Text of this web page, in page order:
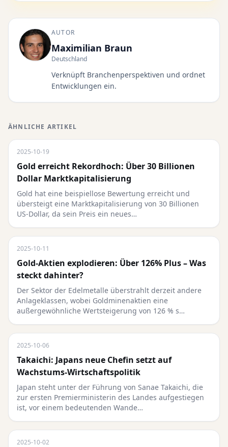
AUTOR
Maximilian Braun
Deutschland
Verknüpft Branchenperspektiven und ordnet
Entwicklungen ein.
ÄHNLICHE ARTIKEL
2025-10-19
Gold erreicht Rekordhoch: Über 30 Billionen
Dollar Marktkapitalisierung
Gold hat eine beispiellose Bewertung erreicht und
übersteigt eine Marktkapitalisierung von 30 Billionen
US-Dollar, da sein Preis ein neues…
2025-10-11
Gold-Aktien explodieren: Über 126% Plus – Was
steckt dahinter?
Der Sektor der Edelmetalle überstrahlt derzeit andere
Anlageklassen, wobei Goldminenaktien eine
außergewöhnliche Wertsteigerung von 126 % s…
2025-10-06
Takaichi: Japans neue Chefin setzt auf
Wachstums-Wirtschaftspolitik
Japan steht unter der Führung von Sanae Takaichi, die
zur ersten Premierministerin des Landes aufgestiegen
ist, vor einem bedeutenden Wande…
2025-10-02